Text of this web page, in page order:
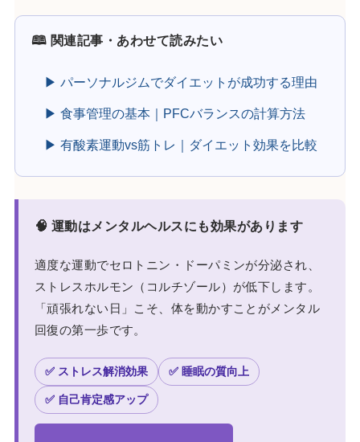
🕮 関連記事・あわせて読みたい
▶ パーソナルジムでダイエットが成功する理由
▶ 食事管理の基本｜PFCバランスの計算方法
▶ 有酸素運動vs筋トレ｜ダイエット効果を比較
🧠 運動はメンタルヘルスにも効果があります
適度な運動でセロトニン・ドーパミンが分泌され、
ストレスホルモン（コルチゾール）が低下します。
「頑張れない日」こそ、体を動かすことがメンタル
回復の第一歩です。
✅ ストレス解消効果 ✅ 睡眠の質向上
✅ 自己肯定感アップ